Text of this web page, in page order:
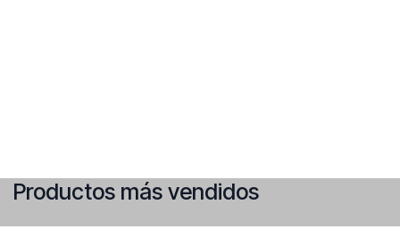
Productos más vendidos